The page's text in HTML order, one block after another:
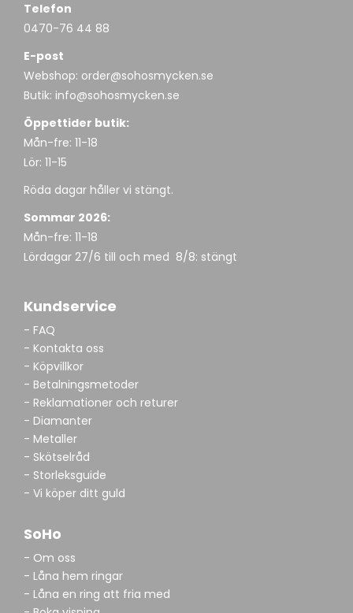
Telefon
0470-76 44 88
E-post
Webshop: order@sohosmycken.se
Butik: info@sohosmycken.se
Öppettider butik:
Mån-fre: 11-18
Lör: 11-15
Röda dagar håller vi stängt.
Sommar 2026:
Mån-fre: 11-18
Lördagar 27/6 till och med 8/8: stängt
Kundservice
- FAQ
- Kontakta oss
- Köpvillkor
- Betalningsmetoder
- Reklamationer och returer
- Diamanter
- Metaller
- Skötselråd
- Storleksguide
- Vi köper ditt guld
SoHo
- Om oss
- Låna hem ringar
- Låna en ring att fria med